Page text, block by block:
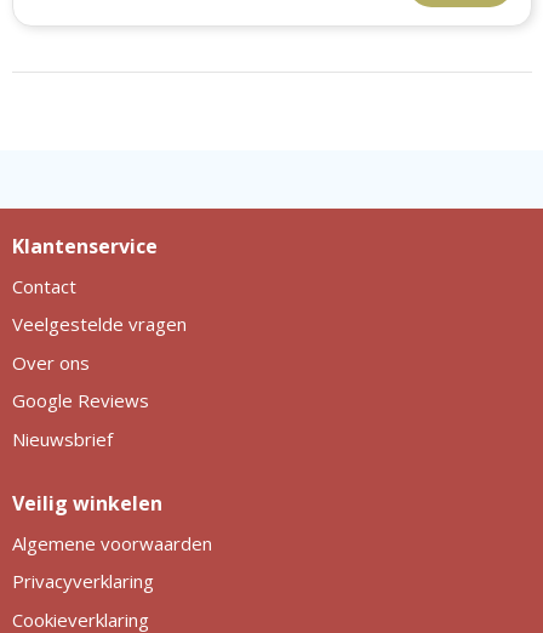
Klantenservice
Contact
Veelgestelde vragen
Over ons
Google Reviews
Nieuwsbrief
Veilig winkelen
Algemene voorwaarden
Privacyverklaring
Cookieverklaring